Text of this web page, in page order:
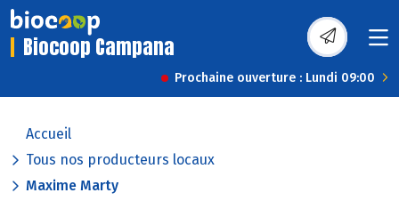
Biocoop Campana
Prochaine ouverture : Lundi 09:00
Accueil
Tous nos producteurs locaux
Maxime Marty